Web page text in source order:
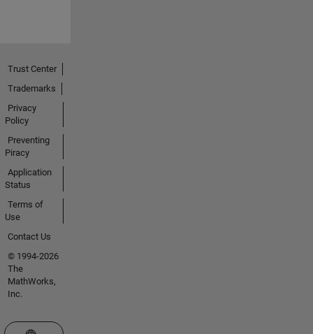
Trust Center
Trademarks
Privacy
Policy
Preventing
Piracy
Application
Status
Terms of
Use
Contact Us
© 1994-2026
The
MathWorks,
Inc.